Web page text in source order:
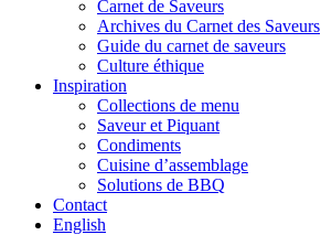
Carnet de Saveurs
Archives du Carnet des Saveurs
Guide du carnet de saveurs
Culture éthique
Inspiration
Collections de menu
Saveur et Piquant
Condiments
Cuisine d’assemblage
Solutions de BBQ
Contact
English